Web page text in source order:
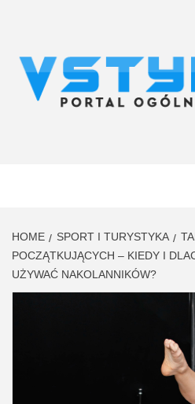
HOME SPORT I TURYSTYKA
POCZĄTKUJĄCYCH – KIEDY I
UŻYWAĆ NAKOLANNIKÓW?